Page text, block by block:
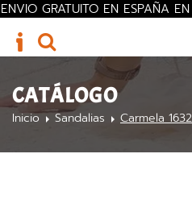
ENVIO GRATUITO EN ESPAÑA
CATÁLOGO
Inicio Sandalias Carmela